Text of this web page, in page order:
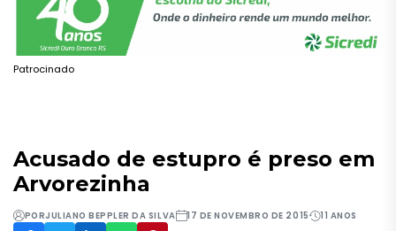
Patrocinado
Acusado de estupro é preso em
Arvorezinha
PORJULIANO BEPPLER DA SILVA 17 DE NOVEMBRO DE 2015 11 ANOS